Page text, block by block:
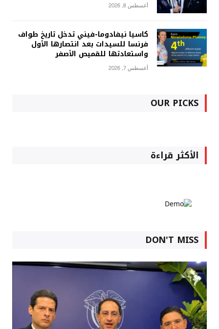
أغسطس 8, 2026
كاسيا نيفادوما-فيني تدخل تاريخ طواف
فرنسا للسيدات بعد انتصارها الأول
واستعادتها للقميص الأصفر
أغسطس 7, 2026
OUR PICKS
الأكثر قراءة
DON'T MISS